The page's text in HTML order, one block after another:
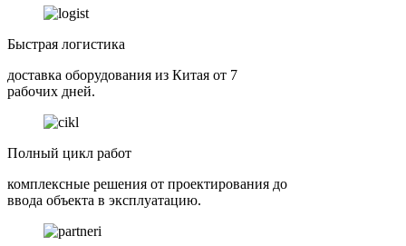
Быстрая логистика
доставка оборудования из Китая от 7
рабочих дней.
Полный цикл работ
комплексные решения от проектирования до
ввода объекта в эксплуатацию.